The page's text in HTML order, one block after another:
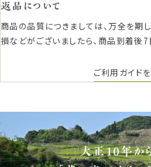
返品について
商品の品質につきましては、万全を期
損などがございましたら、商品到着後7
ご利用ガイド
大正10年か